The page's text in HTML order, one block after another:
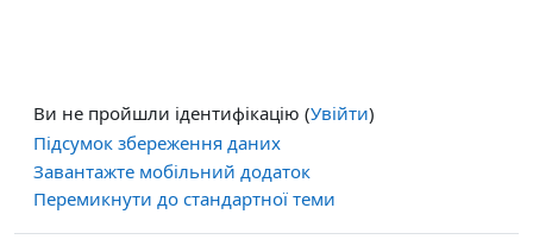
Ви не пройшли ідентифікацію (Увійти)
Підсумок збереження даних
Завантажте мобільний додаток
Перемикнути до стандартної теми